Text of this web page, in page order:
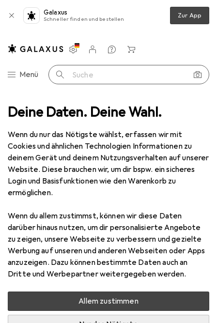
Deine Daten. Deine Wahl.
Wenn du nur das Nötigste wählst, erfassen wir mit
Cookies und ähnlichen Technologien Informationen zu
deinem Gerät und deinem Nutzungsverhalten auf unserer
Website. Diese brauchen wir, um dir bspw. ein sicheres
Login und Basisfunktionen wie den Warenkorb zu
ermöglichen.
Wenn du allem zustimmst, können wir diese Daten
darüber hinaus nutzen, um dir personalisierte Angebote
zu zeigen, unsere Webseite zu verbessern und gezielte
Werbung auf unseren und anderen Webseiten oder Apps
anzuzeigen. Dazu können bestimmte Daten auch an
Dritte und Werbepartner weitergegeben werden.
Allem zustimmen
Galaxus
Schneller finden und bestellen Zur App
Navigation nach Kategorien
Menü Suche
Einstellungen
Kundenkonto
Vergleichslisten
Merklisten
Warenkorb
Teppiche Teppich Snapstyle Hochflor Velours Teppich Luna
5 Bilder
SnapstyleHochflor Velours Teppich
Luna
200 x 200 cm
Preis in EUR inkl. MwSt.
EUR
99,90
19
Bewertungen Marke
Mehr von Snapstyle
Mehr als 10 Stück an Lager beim Drittanbieter